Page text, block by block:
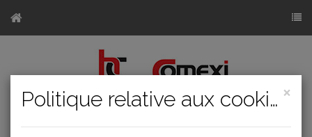
×
Politique relative aux cookies